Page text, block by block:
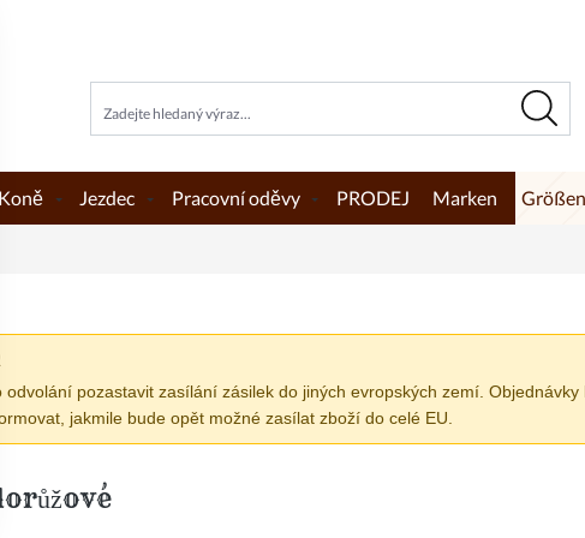
Koně Jezdec Pracovní oděvy PRODEJ Marken
pozastavit zasílání zásilek do jiných evropských zemí.
jakmile bude opět možné zasílat zboží do celé EU.